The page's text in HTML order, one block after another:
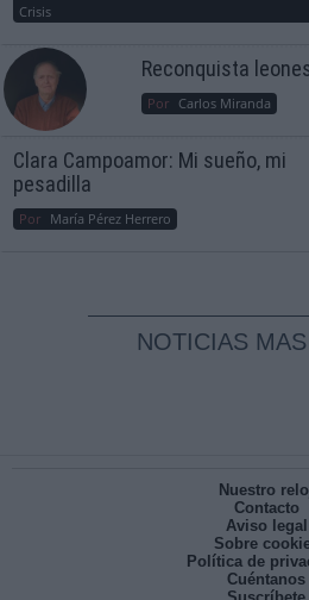
Crisis
Reconquista
Por Carlos Miranda
Clara Campoamor: Mi sueño, mi
pesadilla
Por María Pérez Herrero
NOTICIAS
Nuestro
Contacto
Aviso legal
Sobre
Política de
Cuéntanos